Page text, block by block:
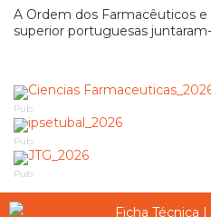
A Ordem dos Farmacêuticos
superior portuguesas
Pub
Pub
Pub
Ficha Técnica